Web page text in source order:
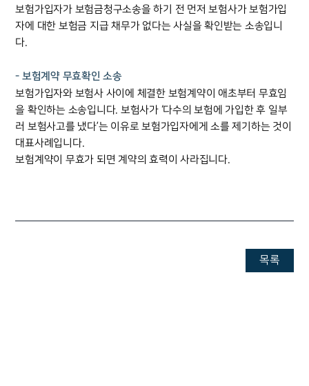
팀소개
대륜의 강점
오시는 길
글로벌 파트너 로펌
통합검색
보험가입자가 보험금청구소송을 하기 전 먼저 보험사가 보험가입
자에 대한 보험금 지급 채무가 없다는 사실을 확인받는 소송입니
다.
- 보험계약 무효확인 소송
보험가입자와 보험사 사이에 체결한 보험계약이 애초부터 무효임
을 확인하는 소송입니다. 보험사가 ‘다수의 보험에 가입한 후 일부
러 보험사고를 냈다’는 이유로 보험가입자에게 소를 제기하는 것이
대표사례입니다.
보험계약이 무효가 되면 계약의 효력이 사라집니다.
목록